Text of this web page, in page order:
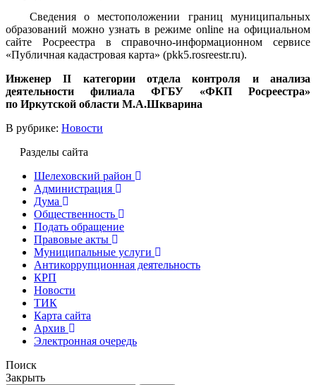
Сведения о местоположении границ муниципальных
образований можно узнать в режиме online на официальном
сайте Росреестра в справочно-информационном сервисе
«Публичная кадастровая карта» (pkk5.rosreestr.ru).
Инженер II категории отдела контроля и анализа
деятельности филиала ФГБУ «ФКП Росреестра»
по Иркутской области М.А.Шкварина
В рубрике: Новости
Разделы сайта
Шелеховский район
Администрация
Дума
Общественность
Подать обращение
Правовые акты
Муниципальные услуги
Антикоррупционная деятельность
КРП
Новости
ТИК
Карта сайта
Архив
Электронная очередь
Поиск
Закрыть